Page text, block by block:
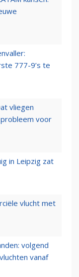
777-9’s te
vliegen
voor
in Leipzig zat
vlucht met
volgend
vanaf